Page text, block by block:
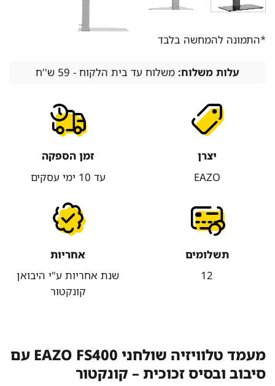
*התמונה להמחשה בלבד
עלות משלוח:משלוח עד בית הלקוח - 59 ש''ח
יצרן
EAZO
זמן הספקה
עד 10 ימי עסקים
תשלומים
12
אחריות
שנת אחריות ע"י היבואן
קונקטור
מעמד טלוויזיה שולחני EAZO FS400 עם
סיבוב ובסיס זכוכית – קונקטור